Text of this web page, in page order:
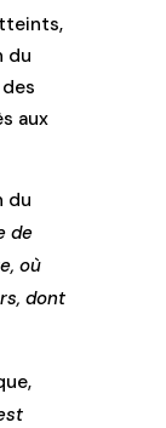
du
aux
du
de
où
dont